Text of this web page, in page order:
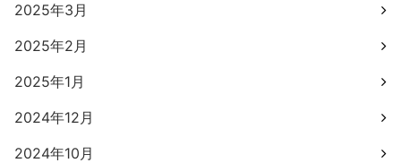
2025年3月
2025年2月
2025年1月
2024年12月
2024年10月